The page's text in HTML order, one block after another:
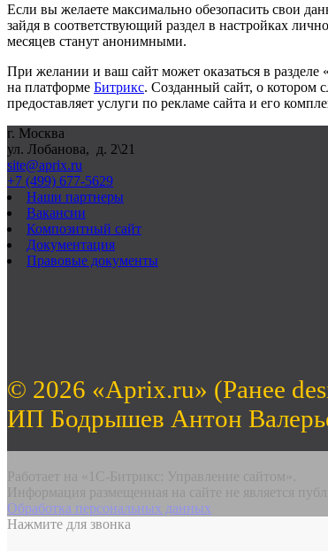
Если вы желаете максимально обезопасить свои
зайдя в соответствующий раздел в настройках
месяцев станут анонимными.
При желании и ваш сайт может оказаться в
на платформе Битрикс. Созданный сайт, о котором
предоставляет услуги по рекламе сайта и его
г. Москва
ул. Лобанова, д. 2\21
site@aprix.ru
+7 (499) 677-5629
Наши партнеры
Вакансии
Композитный сайт
Документация
Правовые документы
© 2026 «Aprix.ru» (Ранее
ИП Бодрышев Антон
Работает на «1С-Битрикс: Управление сайтом».
Информация размещенная на сайте не является
Обработка персональных данных
Нажмите для звонка